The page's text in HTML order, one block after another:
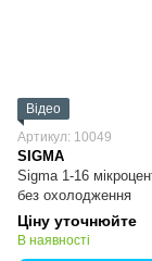
Відео
Артикул: 10049
SIGMA
Sigma 1-16
без охолодження
Ціну уточнюйте
В наявності